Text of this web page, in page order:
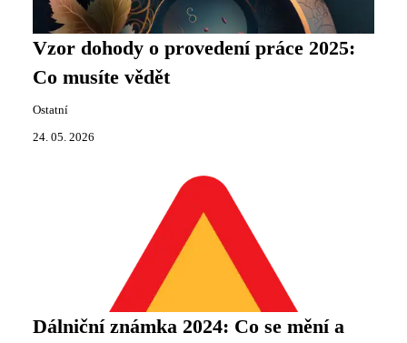
Vzor dohody o provedení práce 2025:
Co musíte vědět
Ostatní
24. 05. 2026
Dálniční známka 2024: Co se mění a